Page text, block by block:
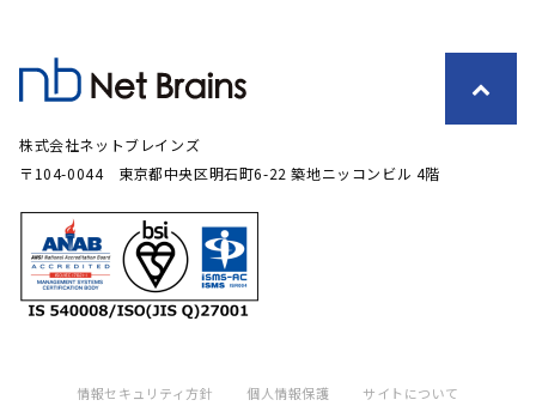
株式会社ネットブレインズ
〒104-0044 東京都中央区明石町6-22 築地ニッコンビル 4階
情報セキュリティ方針 個人情報保護 サイトについて